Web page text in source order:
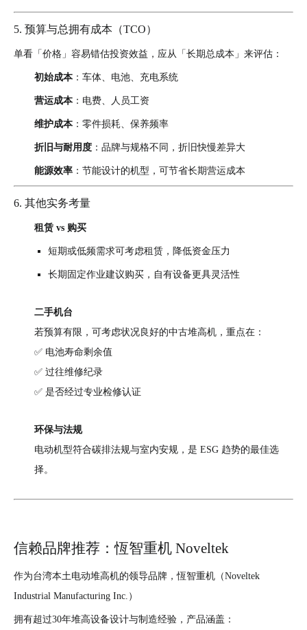
5. 预算与总拥有成本（TCO）
单看「价格」容易错估投资效益，应从「长期总成本」来评估：
初始成本 ：车体、电池、充电系统
营运成本 ：电费、人员工资
维护成本 ：零件损耗、保养频率
折旧与耐用度 ：品牌与规格不同，折旧快慢差异大
能源效率 ：节能设计的机型，可节省长期营运成本
6. 其他实务考量
租赁 vs 购买
短期或低频需求可考虑租赁，降低资金压力
长期固定作业建议购买，自有设备更具灵活性
二手机台
若预算有限，可考虑状况良好的中古堆高机，重点在：
✅ 电池寿命剩余值
✅ 过往维修纪录
✅ 是否经过专业检修认证
环保与法规
电动机型符合碳排法规与室内安规，是 ESG 趋势的最佳选
择。
信赖品牌推荐：恆智重机 Noveltek
作为台湾本土电动堆高机的领导品牌，恆智重机（Noveltek
Industrial Manufacturing Inc.）
拥有超过30年堆高设备设计与制造经验，产品涵盖：